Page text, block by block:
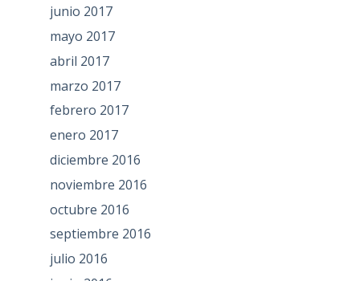
junio 2017
mayo 2017
abril 2017
marzo 2017
febrero 2017
enero 2017
diciembre 2016
noviembre 2016
octubre 2016
septiembre 2016
julio 2016